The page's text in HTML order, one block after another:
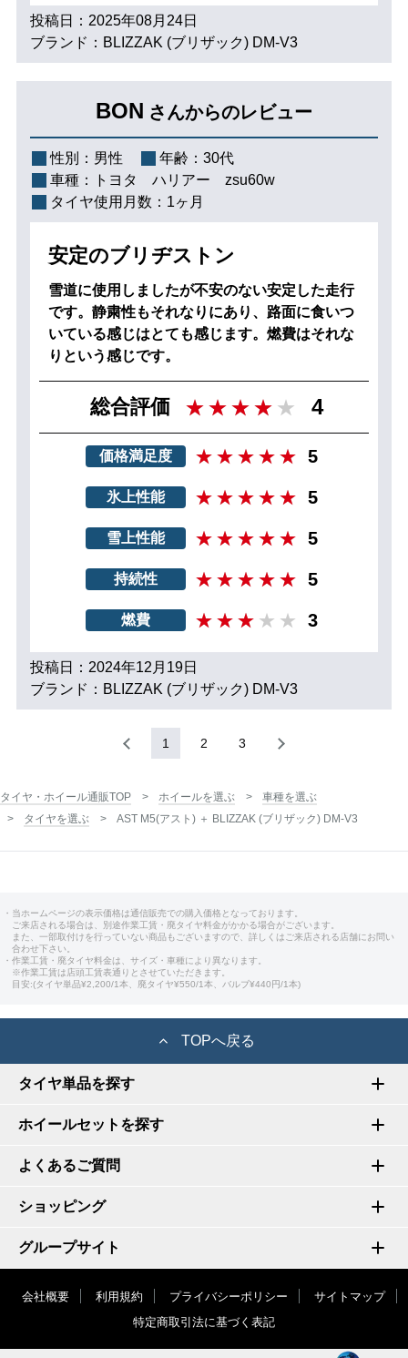
投稿日：2025年08月24日
ブランド：BLIZZAK (ブリザック) DM-V3
BON さんからのレビュー
性別： 男性 年齢： 30代
車種：
トヨタ ハリアー zsu60w
タイヤ使用月数： 1ヶ月
安定のブリヂストン
雪道に使用しましたが不安のない安定した走行
です。静粛性もそれなりにあり、路面に食いつ
いている感じはとても感じます。燃費はそれな
りという感じです。
総合評価 4
価格満足度 5
氷上性能 5
雪上性能 5
持続性 5
燃費 3
投稿日：2024年12月19日
ブランド：BLIZZAK (ブリザック) DM-V3
1 2 3
タイヤ・ホイール通販TOP ホイールを選ぶ
車種を選ぶ
タイヤを選ぶ
AST M5(アスト) ＋ BLIZZAK (ブリザック) DM-V3
・当ホームページの表示価格は通信販売での購入価格となっております。
ご来店される場合は、別途作業工賃・廃タイヤ料金がかかる場合がございます。
また、一部取付けを行っていない商品もございますので、詳しくはご来店される店舗にお問い
合わせ下さい。
・作業工賃・廃タイヤ料金は、サイズ・車種により異なります。
※作業工賃は店頭工賃表通りとさせていただきます。
目安:(タイヤ単品¥2,200/1本、廃タイヤ¥550/1本、バルブ¥440円/1本)
TOPへ戻る
タイヤ単品を探す
ホイールセットを探す
よくあるご質問
ショッピング
グループサイト
会社概要 利用規約 プライバシーポリシー
サイトマップ
特定商取引法に基づく表記